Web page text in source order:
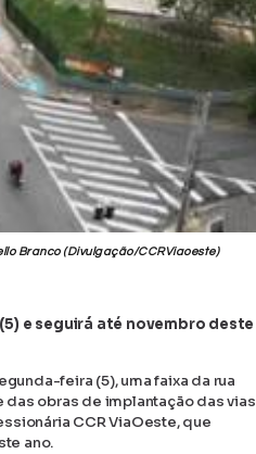
Branco (Divulgação/CCRViaoeste)
e seguirá até novembro deste
feira (5), uma faixa da rua
obras de implantação das vias
CCR ViaOeste, que
ano.